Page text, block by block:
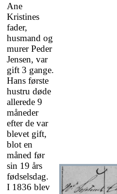
Ane
Kristines
fader,
husmand og
murer Peder
Jensen, var
gift 3 gange.
Hans første
hustru døde
allerede 9
måneder
efter de var
blevet gift,
blot en
måned før
sin 19 års
fødselsdag.
I 1836 blev